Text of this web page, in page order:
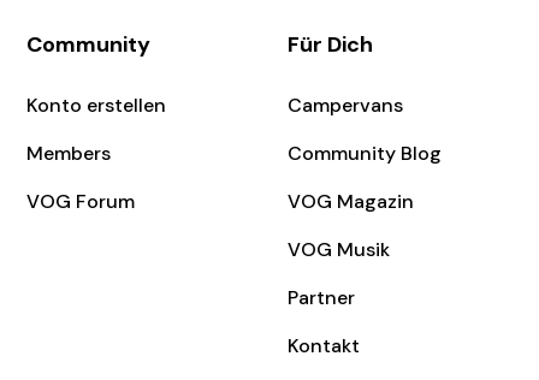
Community
Konto erstellen
Members
VOG Forum
Für Dich
Campervans
Community Blog
VOG Magazin
VOG Musik
Partner
Kontakt